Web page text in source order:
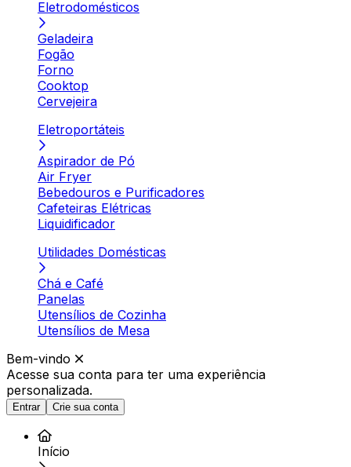
Eletrodomésticos
Geladeira
Fogão
Forno
Cooktop
Cervejeira
Eletroportáteis
Aspirador de Pó
Air Fryer
Bebedouros e Purificadores
Cafeteiras Elétricas
Liquidificador
Utilidades Domésticas
Chá e Café
Panelas
Utensílios de Cozinha
Utensílios de Mesa
Bem-vindo
Acesse sua conta para ter uma experiência
personalizada.
Entrar Crie sua conta
Início